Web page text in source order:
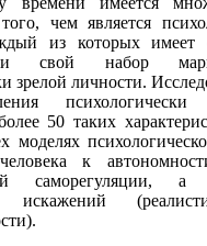
чем является
из которых имеет
свой набор
зрелой личности.
50 таких
к
саморегуляции, а
искажений